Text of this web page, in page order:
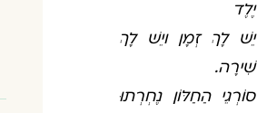
יֶלֶד
יֵשׁ לָךְ זְמָן ויֵשׁ לָךְ
שִׁירָה.
סוֹרְגֵי הַחַלּוֹן נֶחְרְתוּ